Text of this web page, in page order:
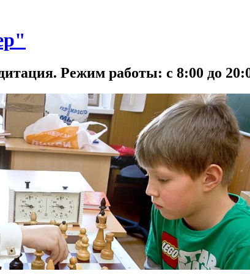
Режим работы: с 8:00 до